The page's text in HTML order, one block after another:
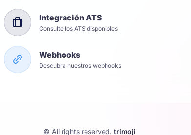
Integración ATS
Consulte los ATS disponibles
Webhooks
Descubra nuestros webhooks
© All rights reserved.trimoji